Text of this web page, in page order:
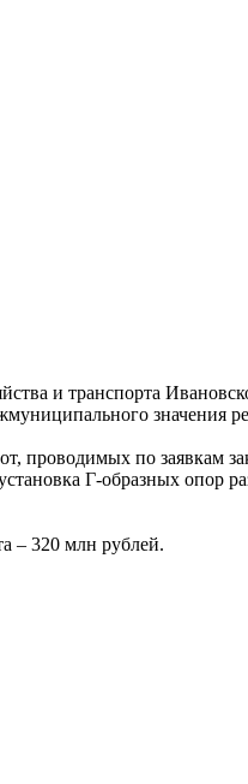
и транспорта
значения
проводимых по заявкам
Г-образных опор
– 320 млн рублей.